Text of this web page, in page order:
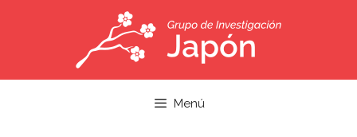
Menú